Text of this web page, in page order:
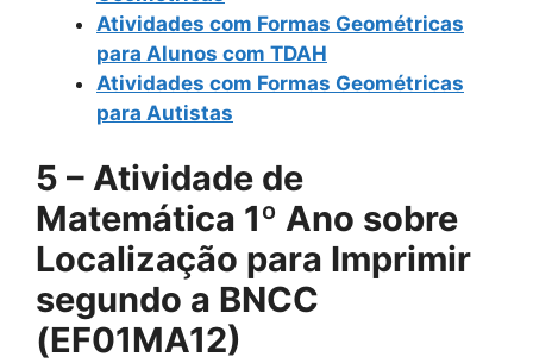
Atividades com Formas Geométricas
para Alunos com TDAH
Atividades com Formas Geométricas
para Autistas
5 – Atividade de
Matemática 1º Ano sobre
Localização para Imprimir
segundo a BNCC
(EF01MA12)